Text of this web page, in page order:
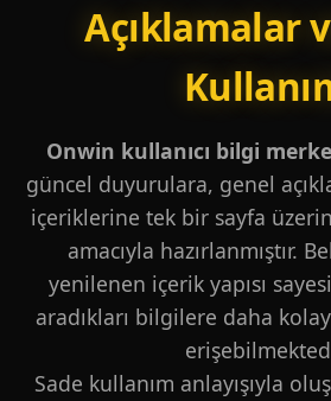
Açıklamalar
Onwin kullanıcı bilgi
güncel duyurulara, genel
içeriklerine tek bir sayfa
amacıyla hazırlanmıştır.
yenilenen içerik yapısı
aradıkları bilgilere daha
Sade kullanım anlayışıyla